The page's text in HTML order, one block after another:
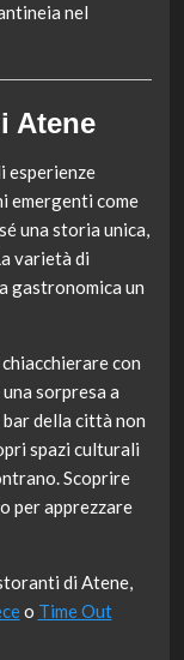
nel
Atene
esperienze
emergenti come
una storia unica,
varietà di
gastronomica un
con
sorpresa a
della città non
spazi culturali
Scoprire
per apprezzare
di Atene,
o Time Out